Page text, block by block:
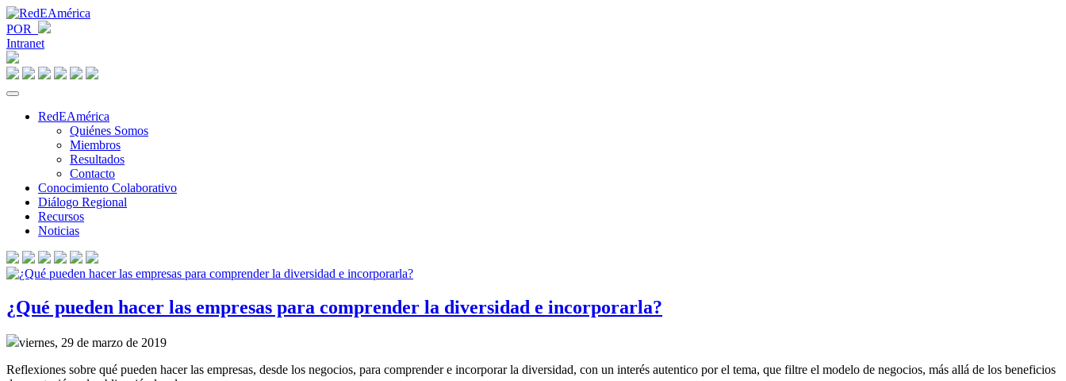
POR
Intranet
RedEAmérica
Quiénes Somos
Miembros
Resultados
Contacto
Conocimiento Colaborativo
Diálogo Regional
Recursos
Noticias
¿Qué pueden hacer las empresas para comprender la diversidad e incorporarla?
viernes, 29 de marzo de 2019
Reflexiones sobre qué pueden hacer las empresas, desde los negocios, para comprender e incorporar la diversidad, con un interés autentico por el tema, que filtre el modelo de negocios, más allá de los beneficios